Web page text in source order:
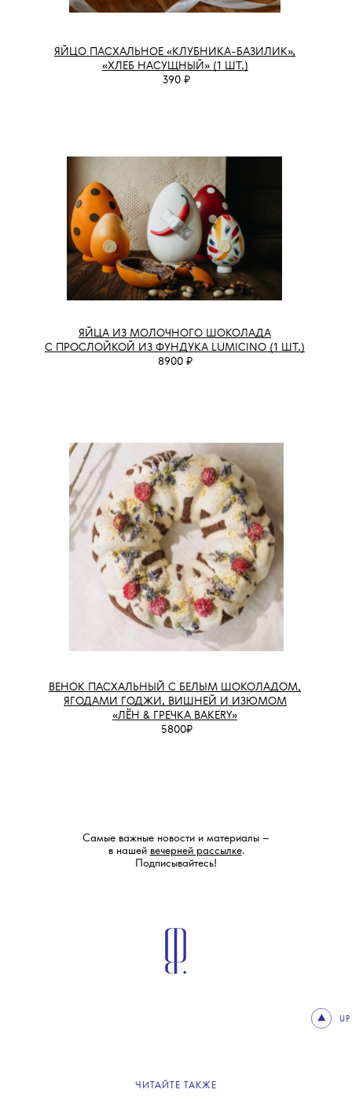
ЯЙЦО ПАСХАЛЬНОЕ «КЛУБНИКА-БАЗИЛИК»,
«ХЛЕБ НАСУЩНЫЙ» (1 ШТ.)
390 ₽
ЯЙЦА ИЗ МОЛОЧНОГО ШОКОЛАДА
С ПРОСЛОЙКОЙ ИЗ ФУНДУКА LUMICINO (1 ШТ.)
8900 ₽
ВЕНОК ПАСХАЛЬНЫЙ С БЕЛЫМ ШОКОЛАДОМ,
ЯГОДАМИ ГОДЖИ, ВИШНЕЙ И ИЗЮМОМ
«ЛЁН & ГРЕЧКА BAKERY»
5800₽
Самые важные новости и материалы –
в нашей вечерней рассылке.
Подписывайтесь!
UP
ЧИТАЙТЕ ТАКЖЕ